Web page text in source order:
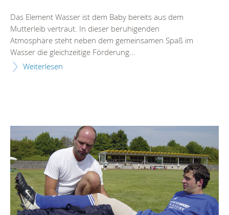
Das Element Wasser ist dem Baby bereits aus dem
Mutterleib vertraut. In dieser beruhigenden
Atmosphäre steht neben dem gemeinsamen Spaß im
Wasser die gleichzeitige Förderung...
Weiterlesen